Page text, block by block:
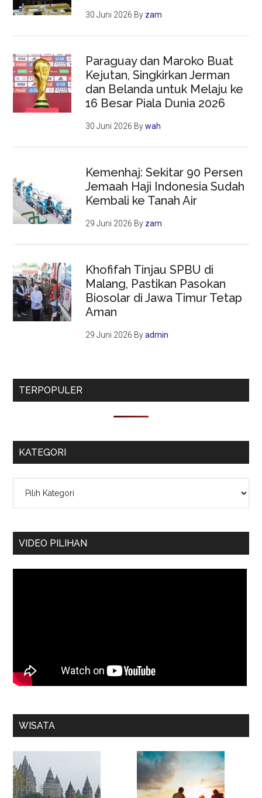
30 Juni 2026 By zam
Paraguay dan Maroko Buat
Kejutan, Singkirkan Jerman
dan Belanda untuk Melaju ke
16 Besar Piala Dunia 2026
30 Juni 2026 Bywah
Kemenhaj: Sekitar 90 Persen
Jemaah Haji Indonesia Sudah
Kembali ke Tanah Air
29 Juni 2026 By zam
Khofifah Tinjau SPBU di
Malang, Pastikan Pasokan
Biosolar di Jawa Timur Tetap
Aman
29 Juni 2026 Byadmin
TERPOPULER
KATEGORI
VIDEO PILIHAN
WISATA